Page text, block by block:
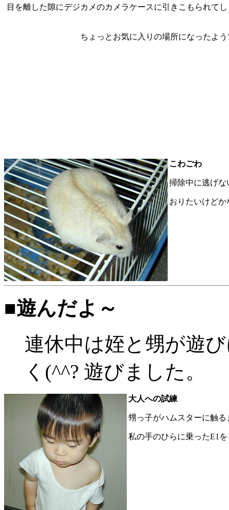
目を離した隙にデジカメのカメラケースに引きこもられて
ちょっとお気に入りの場所になったよ
こわごわ
掃除中に逃げ
おりたいけど
■遊んだよ～
連休中は姪と甥が遊
く(^^? 遊びました。
大人への試練
甥っ子がハムスターに触
私の手のひらに乗ったE1